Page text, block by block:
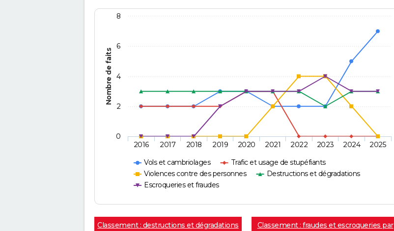
Nombre de faits
Vols et cambriolages
Trafic et usage de stupéfiants
Violences contre des personnes
Destructions et dégradations
Escroqueries et fraudes
2016 2017 2018 2019 2020 2021 2022 2023 2024 2025
0
2
4
6
8
Classement : destructions et dégradations
Classement : fraudes et escroqueries par